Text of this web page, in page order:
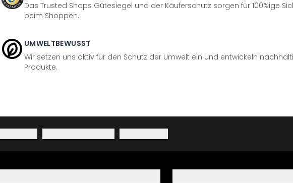
Das Trusted Shops Gütesiegel und der Käuferschutz sorgen für 100%ige
beim Shoppen.
UMWELTBEWUSST
Wir setzen uns aktiv für den Schutz der Umwelt ein und entwickeln
Produkte.
· ·